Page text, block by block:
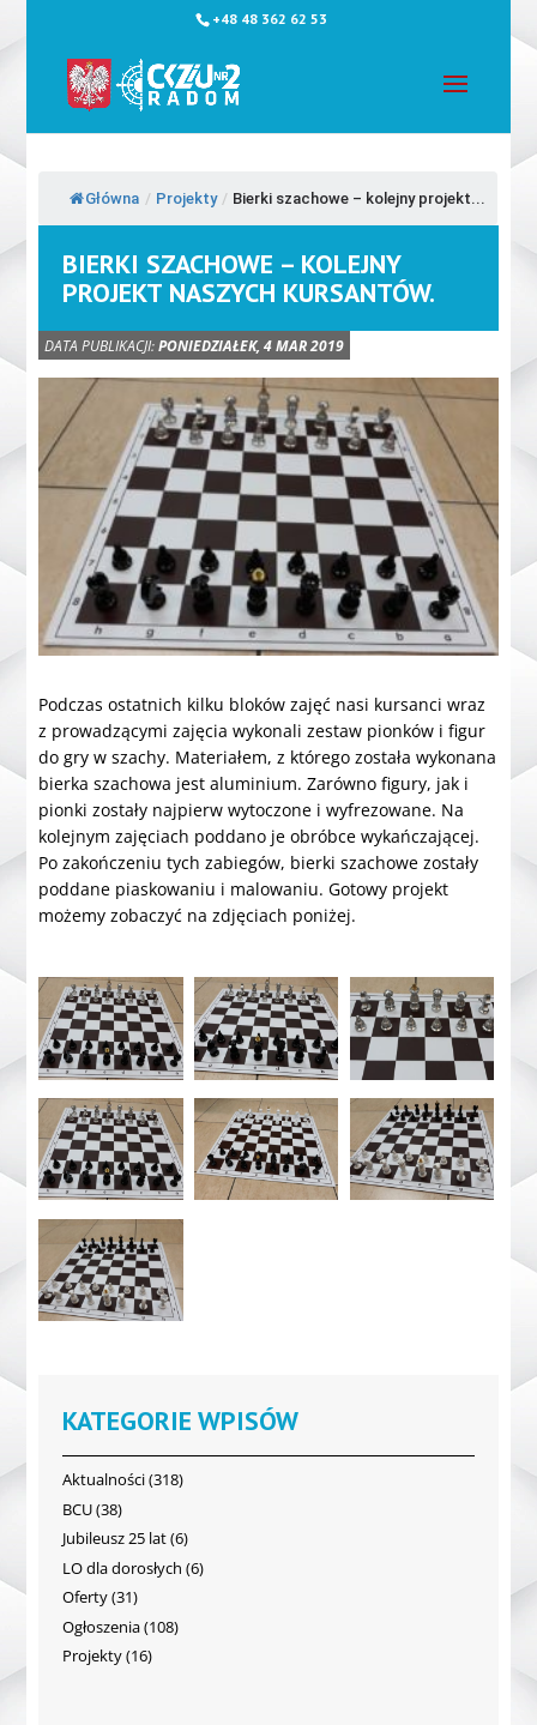
+48 48 362 62 53
Główna / Projekty / Bierki szachowe – kolejny projekt...
BIERKI SZACHOWE – KOLEJNY
PROJEKT NASZYCH KURSANTÓW.
DATA PUBLIKACJI:PONIEDZIAŁEK, 4 MAR 2019
Podczas ostatnich kilku bloków zajęć nasi kursanci wraz
z prowadzącymi zajęcia wykonali zestaw pionków i figur
do gry w szachy. Materiałem, z którego została wykonana
bierka szachowa jest aluminium. Zarówno figury, jak i
pionki zostały najpierw wytoczone i wyfrezowane. Na
kolejnym zajęciach poddano je obróbce wykańczającej.
Po zakończeniu tych zabiegów, bierki szachowe zostały
poddane piaskowaniu i malowaniu. Gotowy projekt
możemy zobaczyć na zdjęciach poniżej.
KATEGORIE WPISÓW
Aktualności(318)
BCU(38)
Jubileusz 25 lat(6)
LO dla dorosłych (6)
Oferty(31)
Ogłoszenia(108)
Projekty(16)